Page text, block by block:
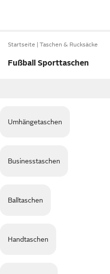
Startseite Taschen & Rucksäcke
Fußball Sporttaschen
Umhängetaschen
Businesstaschen
Balltaschen
Handtaschen